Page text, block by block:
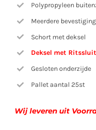
Polypropyleen
Meerdere
Schort met deksel
Deksel met
Gesloten onderzijde
Pallet aantal 25st
Wij leveren uit